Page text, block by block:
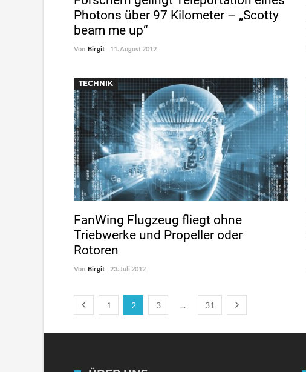
Photons über 97 Kilometer – „Scotty
beam me up“
Von Birgit 11. August 2012
TECHNIK
FanWing Flugzeug fliegt ohne
Triebwerke und Propeller oder
Rotoren
Von Birgit 23. Juli 2012
1 2 3 ... 31